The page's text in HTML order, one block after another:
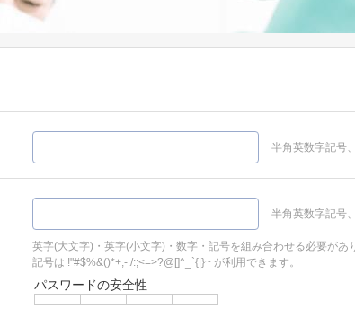
半角英数字記号
半角英数字記号
英字(大文字)・英字(小文字)・数字・記号を組み合わせる必要があ
記号は !"#$%&()*+,-./:;<=>?@[]^_`{|}~ が利用できます。
パスワードの安全性